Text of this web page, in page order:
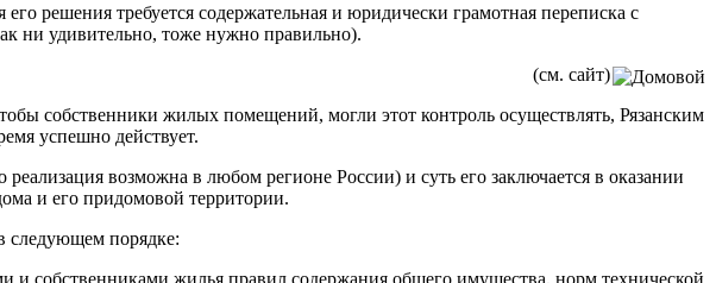
решения требуется содержательная и юридически грамотная переписка с
ни удивительно, тоже нужно правильно).
(см. сайт)
собственники жилых помещений, могли этот контроль осуществлять, Рязанским
успешно действует.
возможна в любом регионе России) и суть его заключается в оказании
и его придомовой территории.
следующем порядке:
собственниками жилья правил содержания общего имущества, норм технической